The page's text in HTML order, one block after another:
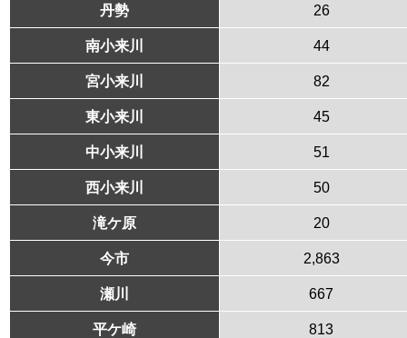
丹勢 26
南小来川 44
宮小来川 82
東小来川 45
中小来川 51
西小来川 50
滝ケ原 20
今市 2,863
瀬川 667
平ケ崎 813